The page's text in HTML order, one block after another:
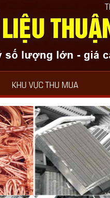
THU MUA PHẾ LIỆU
KHU VỰC THU MUA